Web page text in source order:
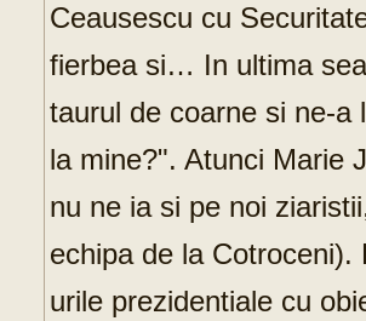
Ceausescu cu
fierbea si… In ultima
taurul de coarne si ne-a
la mine?". Atunci Marie
nu ne ia si pe noi
echipa de la
urile prezidentiale cu